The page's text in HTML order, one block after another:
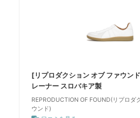
[リプロダクション オブ ファウン
レーナー スロバキア製
REPRODUCTION OF FOUND(リプロダ
ウンド)